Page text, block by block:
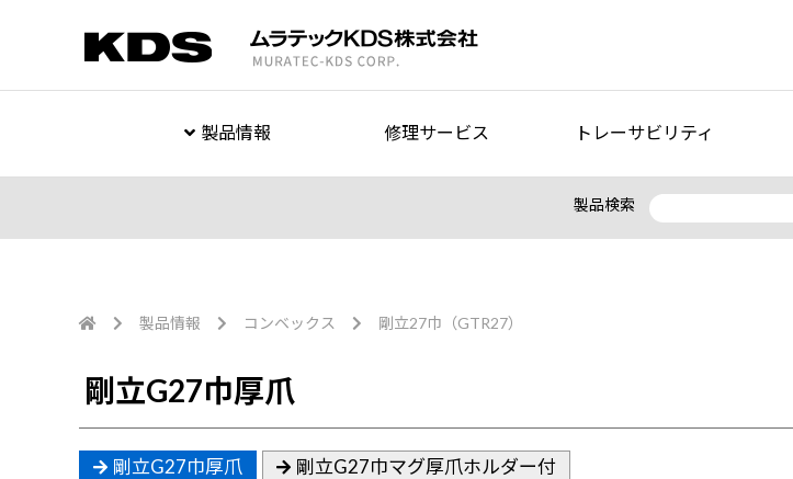
製品情報 修理サービス トレーサビリティ
製品検索
製品情報 コンベックス 剛立27巾（GTR27）
剛立G27巾厚爪
剛立G27巾厚爪 剛立G27巾マグ厚爪ホルダー付